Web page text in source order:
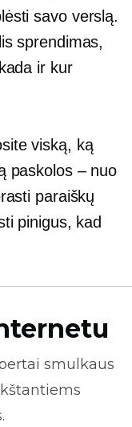
savo verslą.
sprendimas,
ir kur
viską, ką
paskolos – nuo
paraiškų
pinigus, kad
smulkaus